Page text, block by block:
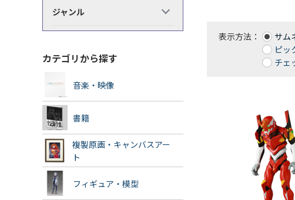
ジャンル
カテゴリから探す
音楽・映像
書籍
複製原画・キャンバスアー
ト
フィギュア・模型
表示方法： サム
ピッ
チェ